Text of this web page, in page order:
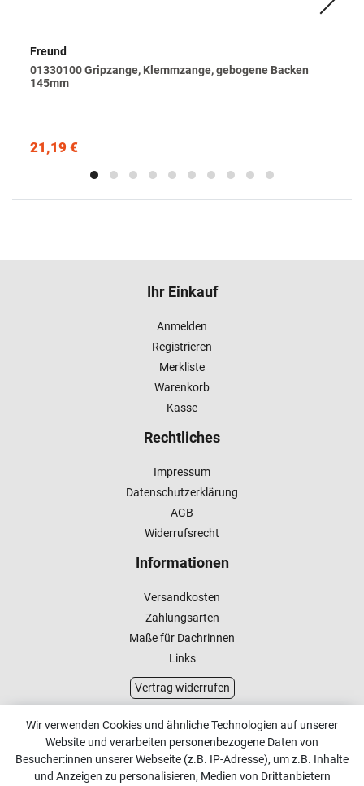
Freund
01330100 Gripzange, Klemmzange, gebogene Backen
145mm
21,19 €
Ihr Einkauf
Anmelden
Registrieren
Merkliste
Warenkorb
Kasse
Rechtliches
Impressum
Datenschutzerklärung
AGB
Widerrufsrecht
Informationen
Versandkosten
Zahlungsarten
Maße für Dachrinnen
Links
Vertrag widerrufen
Kundenservice
Kontakt
Online Retourenservice
Wir verwenden Cookies und ähnliche Technologien auf unserer
Website und verarbeiten personenbezogene Daten von
Besucher:innen unserer Webseite (z.B. IP-Adresse), um z.B. Inhalte
und Anzeigen zu personalisieren, Medien von Drittanbietern